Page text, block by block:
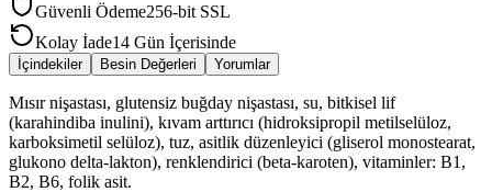
Güvenli Ödeme256-bit SSL
Kolay İade14 Gün İçerisinde
İçindekiler Besin Değerleri Yorumlar
Mısır nişastası, glutensiz buğday nişastası, su, bitkisel lif
(karahindiba inulini), kıvam arttırıcı (hidroksipropil metilselüloz,
karboksimetil selüloz), tuz, asitlik düzenleyici (gliserol monostearat,
glukono delta-lakton), renklendirici (beta-karoten), vitaminler: B1,
B2, B6, folik asit.